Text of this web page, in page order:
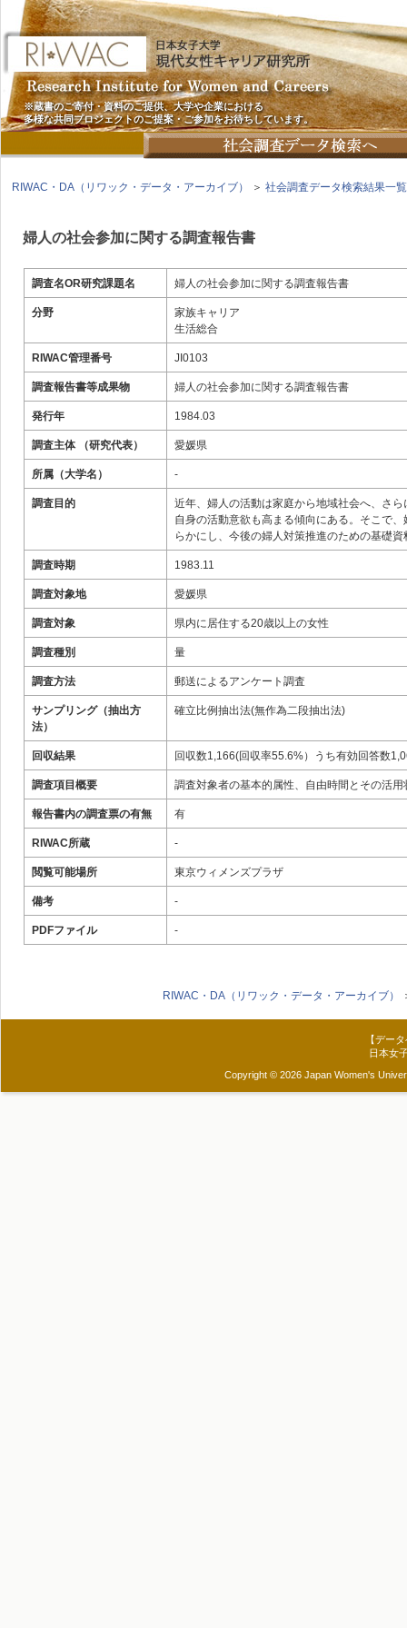
※蔵書のご寄付・資料のご提供、大学や企業における
多様な共同プロジェクトのご提案・ご参加をお待ちしています。
RIWAC・DA（リワック・データ・アーカイブ） ＞ 社会調査データ検索結果一覧
婦人の社会参加に関する調査報告書
調査名OR研究課題名 婦人の社会参加に関する調査報告書
分野
家族キャリア
生活総合
RIWAC管理番号 JI0103
調査報告書等成果物 婦人の社会参加に関する調査報告書
発行年 1984.03
調査主体 （研究代表） 愛媛県
所属（大学名） -
調査目的
近年、婦人の活動は家庭から地域社会へ、さ
自身の活動意欲も高まる傾向にある。そこで
らかにし、今後の婦人対策推進のための基礎資
調査時期 1983.11
調査対象地 愛媛県
調査対象 県内に居住する20歳以上の女性
調査種別 量
調査方法 郵送によるアンケート調査
サンプリング（抽出方
法）
確立比例抽出法(無作為二段抽出法)
回収結果 回収数1,166(回収率55.6%）うち有効回答数
調査項目概要 調査対象者の基本的属性、自由時間とその活
報告書内の調査票の有無 有
RIWAC所蔵 -
閲覧可能場所 東京ウィメンズプラザ
備考 -
PDFファイル -
RIWAC・DA（リワック・データ・アーカイブ）
【デー
日本女
Copyright © 2026 Japan Women's